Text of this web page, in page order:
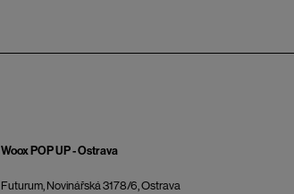
Woox POP UP - Ostrava
Futurum, Novinářská 3178/6, Ostrava